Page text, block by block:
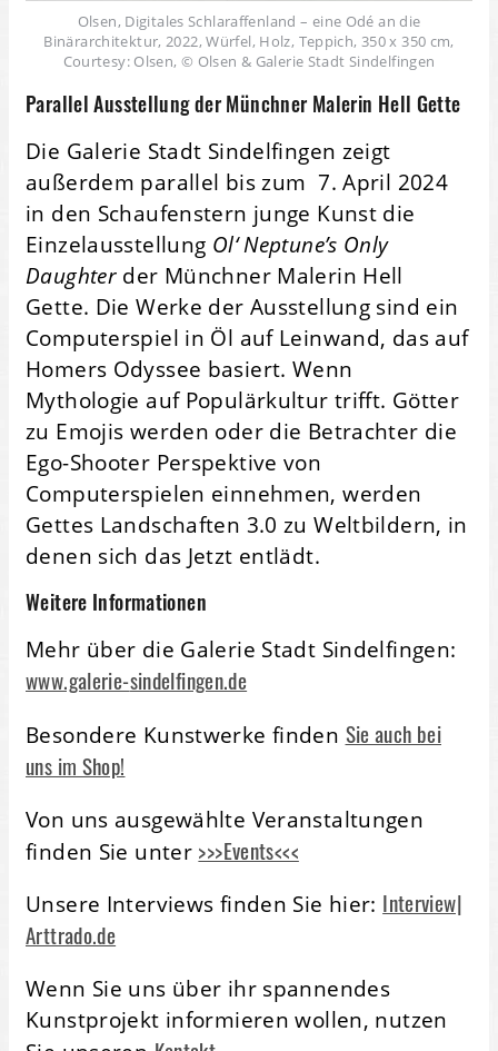
Olsen, Digitales Schlaraffenland – eine Odé an die
Binärarchitektur, 2022, Würfel, Holz, Teppich, 350 x 350 cm,
Courtesy: Olsen, © Olsen & Galerie Stadt Sindelfingen
Parallel Ausstellung der Münchner Malerin Hell Gette
Die Galerie Stadt Sindelfingen zeigt
außerdem parallel bis zum 7. April 2024
in den Schaufenstern junge Kunst die
Einzelausstellung Ol‘ Neptune’s Only
Daughter der Münchner Malerin Hell
Gette. Die Werke der Ausstellung sind ein
Computerspiel in Öl auf Leinwand, das auf
Homers Odyssee basiert. Wenn
Mythologie auf Populärkultur trifft. Götter
zu Emojis werden oder die Betrachter die
Ego-Shooter Perspektive von
Computerspielen einnehmen, werden
Gettes Landschaften 3.0 zu Weltbildern, in
denen sich das Jetzt entlädt.
Weitere Informationen
Mehr über die Galerie Stadt Sindelfingen:
www.galerie-sindelfingen.de
Besondere Kunstwerke finden Sie auch bei
uns im Shop!
Von uns ausgewählte Veranstaltungen
finden Sie unter >>>Events<<<
Unsere Interviews finden Sie hier: Interview|
Arttrado.de
Wenn Sie uns über ihr spannendes
Kunstprojekt informieren wollen, nutzen